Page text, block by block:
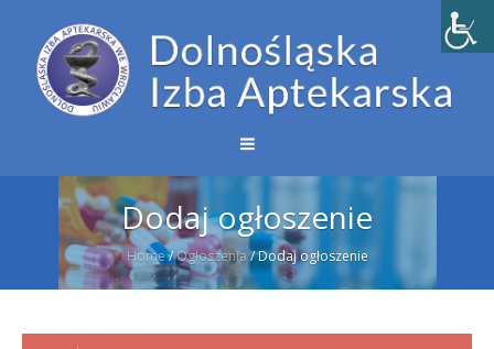
Dodaj ogłoszenie
Home/Ogłoszenia/Dodaj ogłoszenie